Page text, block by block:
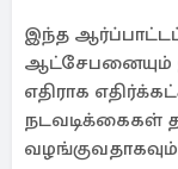
இந்த
ஆட்சேபனையும்
எதிராக
நடவடிக்கைகள்
வழங்குவதாகவும்